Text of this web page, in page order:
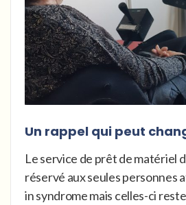
Un rappel qui peut
Le service de prêt de matériel
réservé aux seules personnes
in syndrome mais celles-ci